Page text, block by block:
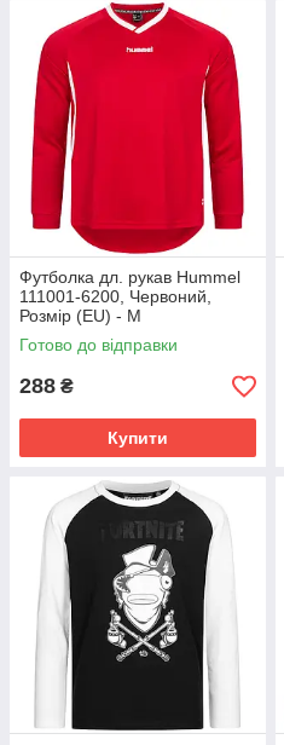
Футболка дл. рукав Hummel
111001-6200, Червоний,
Розмір (EU) - M
Готово до відправки
288 ₴
Купити